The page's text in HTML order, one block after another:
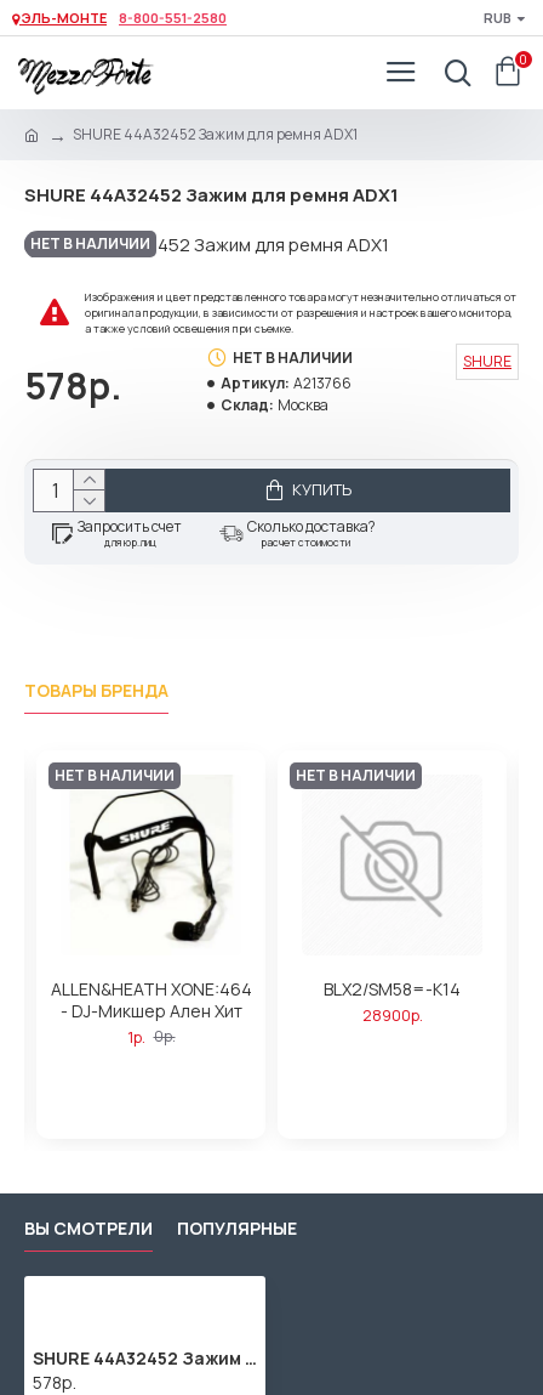
ЭЛЬ-МОНТЕ 8-800-551-2580 RUB
0
SHURE 44A32452 Зажим для ремня ADX1
SHURE 44A32452 Зажим для ремня ADX1
НЕТ В НАЛИЧИИ
Изображения и цвет представленного товара могут незначительно отличаться от
оригинала продукции, в зависимости от разрешения и настроек вашего монитора,
а также условий освещения при съемке.
578р.
НЕТ В НАЛИЧИИ
Артикул: A213766
Склад: Москва
SHURE
КУПИТЬ
Запросить счет
для юр.лиц
Сколько доставка?
расчет стоимости
ТОВАРЫ БРЕНДА
НЕТ В НАЛИЧИИ
ALLEN&HEATH XONE:464
- DJ-Микшер Ален Хит
1р. 0р.
НЕТ В НАЛИЧИИ
BLX2/SM58=-K14
28900р.
ВЫ СМОТРЕЛИ ПОПУЛЯРНЫЕ
SHURE 44A32452 Зажим для ремня ADX1
578р.